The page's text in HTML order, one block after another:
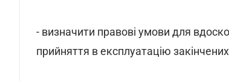
- визначити правові умови для
прийняття в експлуатацію